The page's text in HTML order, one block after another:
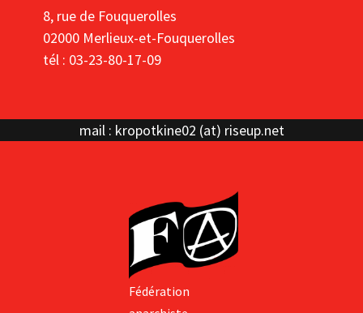
8, rue de Fouquerolles
02000 Merlieux-et-Fouquerolles
tél : 03-23-80-17-09
mail : kropotkine02 (at) riseup.net
Fédération